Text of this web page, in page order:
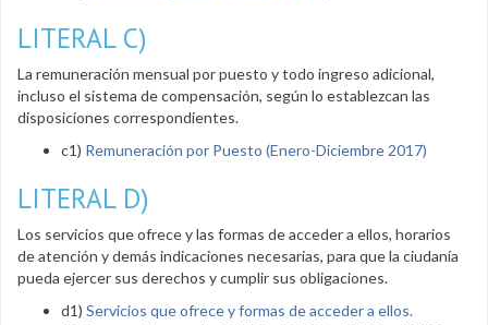
LITERAL C)
La remuneración mensual por puesto y todo ingreso adicional,
incluso el sistema de compensación, según lo establezcan las
disposiciones correspondientes.
c1) Remuneración por Puesto (Enero-Diciembre 2017)
LITERAL D)
Los servicios que ofrece y las formas de acceder a ellos, horarios
de atención y demás indicaciones necesarias, para que la ciudanía
pueda ejercer sus derechos y cumplir sus obligaciones.
d1) Servicios que ofrece y formas de acceder a ellos.